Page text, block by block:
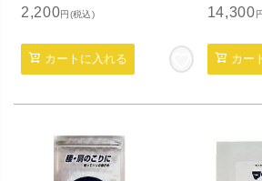
2,200円(税込)
カートに入れる
14,300
カー